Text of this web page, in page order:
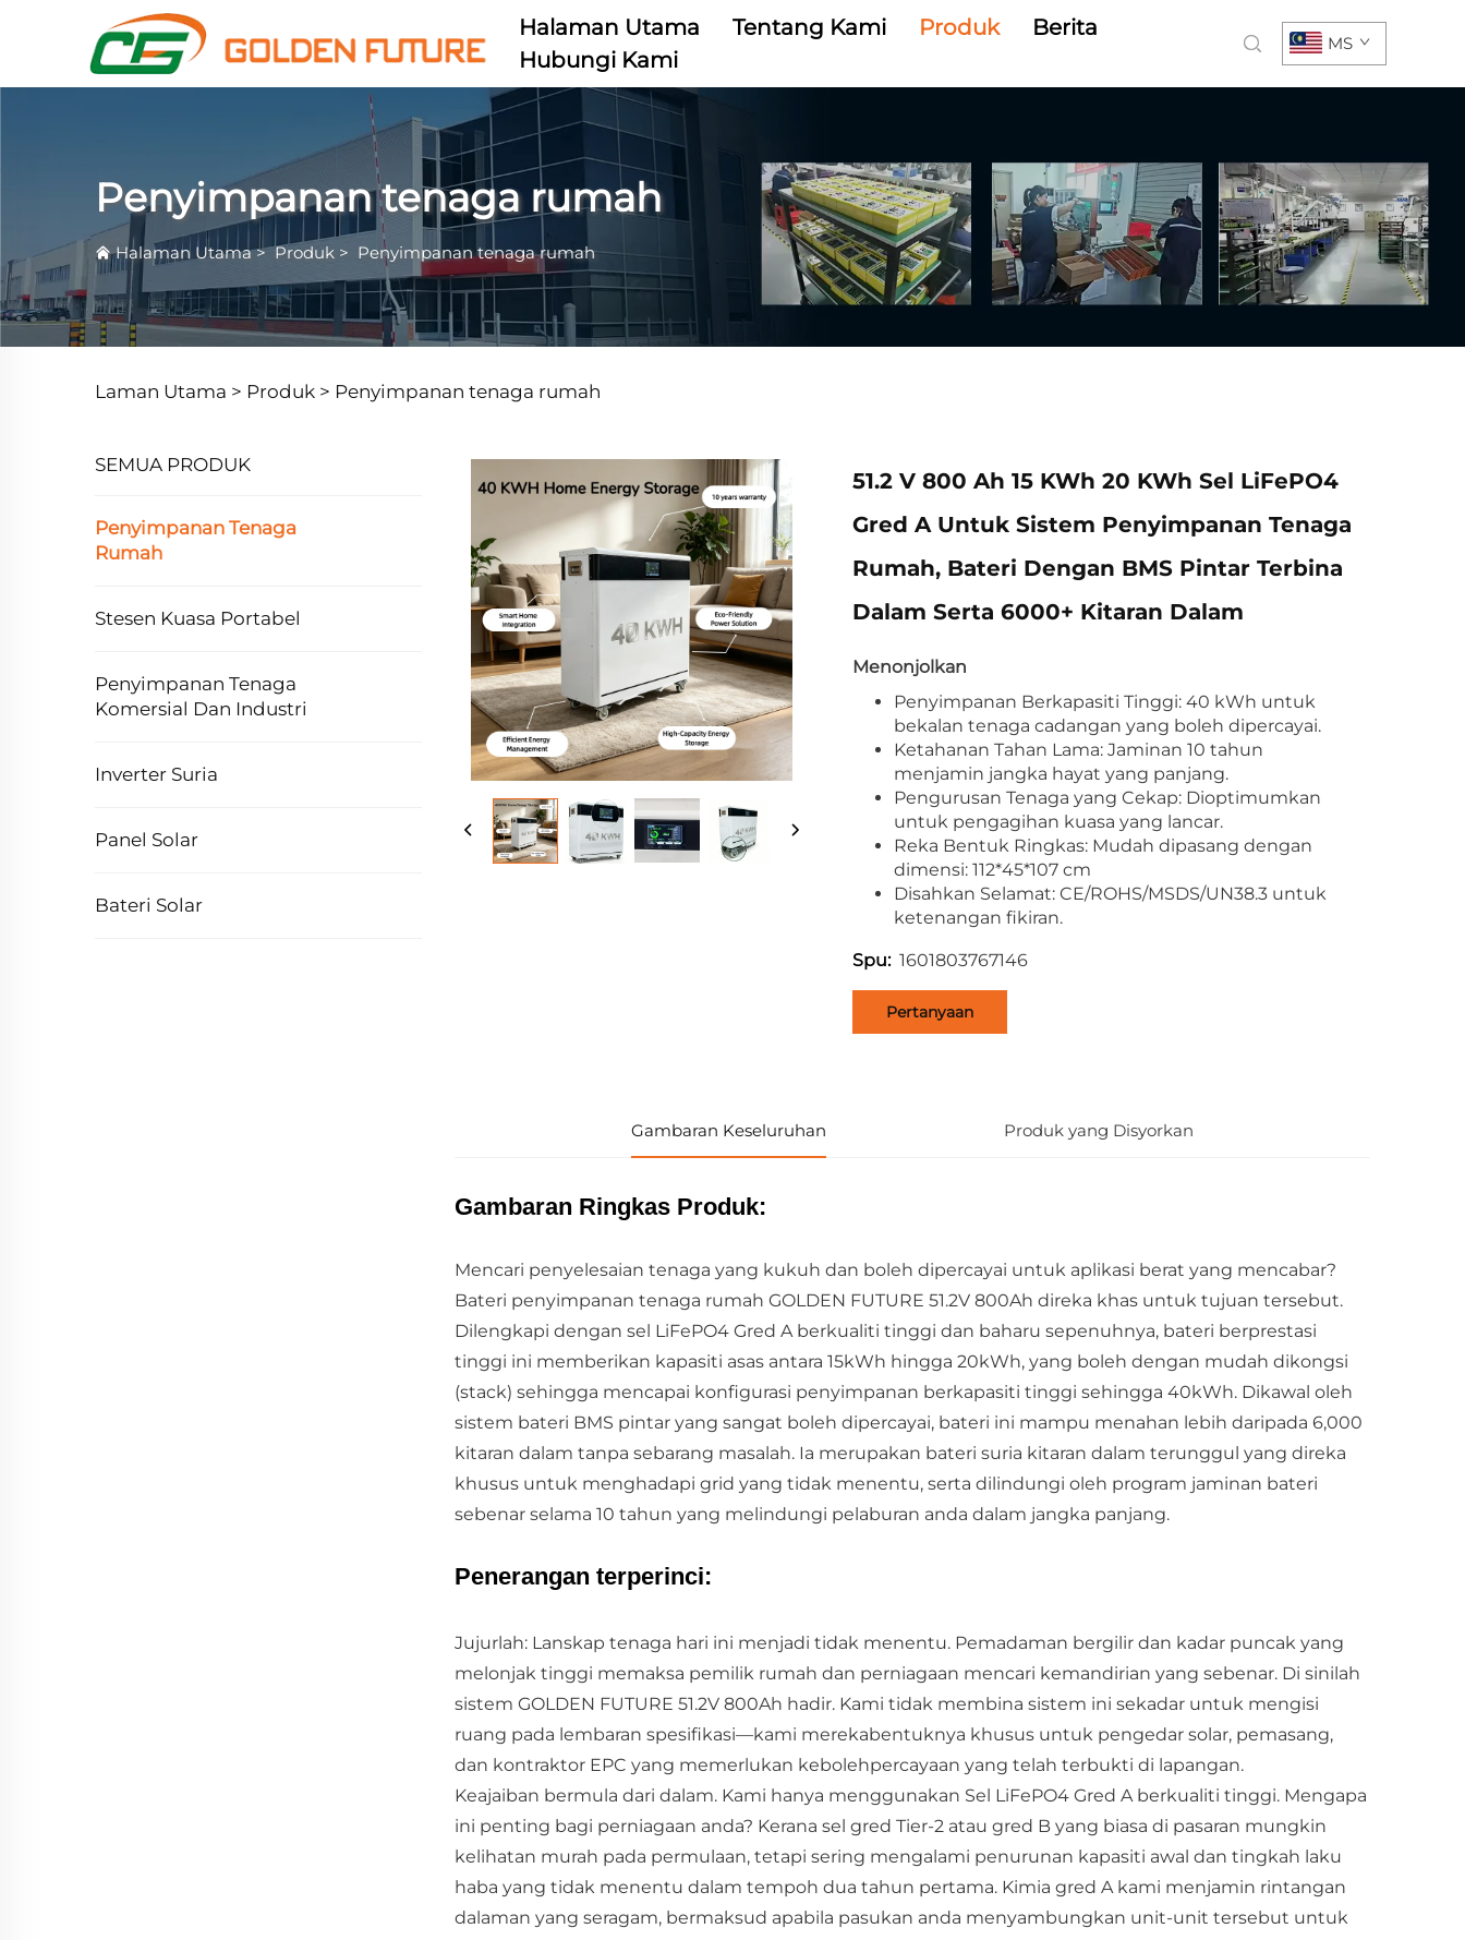
Halaman Utama Tentang Kami Produk
Berita
Hubungi Kami
MS
Penyimpanan tenaga rumah
Halaman Utama>Produk > Penyimpanan tenaga rumah
Laman Utama > Produk > Penyimpanan tenaga rumah
SEMUA PRODUK
Penyimpanan Tenaga
Rumah
Stesen Kuasa Portabel
Penyimpanan Tenaga
Komersial Dan Industri
Inverter Suria
Panel Solar
Bateri Solar
51.2 V 800 Ah 15 KWh 20 KWh Sel LiFePO4
Gred A Untuk Sistem Penyimpanan Tenaga
Rumah, Bateri Dengan BMS Pintar Terbina
Dalam Serta 6000+ Kitaran Dalam
Menonjolkan
Penyimpanan Berkapasiti Tinggi: 40 kWh untuk
bekalan tenaga cadangan yang boleh dipercayai.
Ketahanan Tahan Lama: Jaminan 10 tahun
menjamin jangka hayat yang panjang.
Pengurusan Tenaga yang Cekap: Dioptimumkan
untuk pengagihan kuasa yang lancar.
Reka Bentuk Ringkas: Mudah dipasang dengan
dimensi: 112*45*107 cm
Disahkan Selamat: CE/ROHS/MSDS/UN38.3 untuk
ketenangan fikiran.
Spu: 1601803767146
Pertanyaan
Gambaran Keseluruhan Produk yang Disyorkan
Gambaran Ringkas Produk:
Mencari penyelesaian tenaga yang kukuh dan boleh dipercayai untuk aplikasi berat yang mencabar?
Bateri penyimpanan tenaga rumah GOLDEN FUTURE 51.2V 800Ah direka khas untuk tujuan tersebut.
Dilengkapi dengan sel LiFePO4 Gred A berkualiti tinggi dan baharu sepenuhnya, bateri berprestasi
tinggi ini memberikan kapasiti asas antara 15kWh hingga 20kWh, yang boleh dengan mudah dikongsi
(stack) sehingga mencapai konfigurasi penyimpanan berkapasiti tinggi sehingga 40kWh. Dikawal oleh
sistem bateri BMS pintar yang sangat boleh dipercayai, bateri ini mampu menahan lebih daripada 6,000
kitaran dalam tanpa sebarang masalah. Ia merupakan bateri suria kitaran dalam terunggul yang direka
khusus untuk menghadapi grid yang tidak menentu, serta dilindungi oleh program jaminan bateri
sebenar selama 10 tahun yang melindungi pelaburan anda dalam jangka panjang.
Penerangan terperinci:
Jujurlah: Lanskap tenaga hari ini menjadi tidak menentu. Pemadaman bergilir dan kadar puncak yang
melonjak tinggi memaksa pemilik rumah dan perniagaan mencari kemandirian yang sebenar. Di sinilah
sistem GOLDEN FUTURE 51.2V 800Ah hadir. Kami tidak membina sistem ini sekadar untuk mengisi
ruang pada lembaran spesifikasi—kami merekabentuknya khusus untuk pengedar solar, pemasang,
dan kontraktor EPC yang memerlukan kebolehpercayaan yang telah terbukti di lapangan.
Keajaiban bermula dari dalam. Kami hanya menggunakan Sel LiFePO4 Gred A berkualiti tinggi. Mengapa
ini penting bagi perniagaan anda? Kerana sel gred Tier-2 atau gred B yang biasa di pasaran mungkin
kelihatan murah pada permulaan, tetapi sering mengalami penurunan kapasiti awal dan tingkah laku
haba yang tidak menentu dalam tempoh dua tahun pertama. Kimia gred A kami menjamin rintangan
dalaman yang seragam, bermaksud apabila pasukan anda menyambungkan unit-unit tersebut untuk